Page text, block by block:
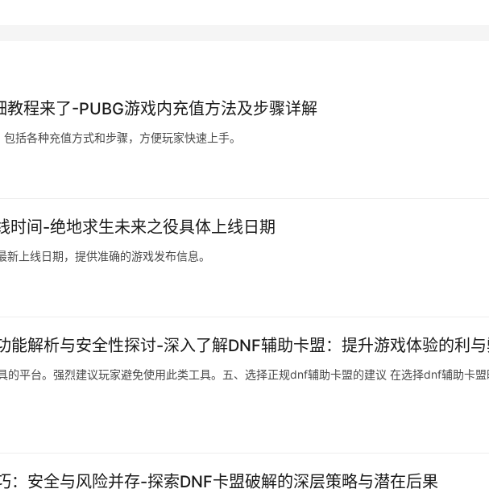
教程来了-PUBG游戏内充值方法及步骤详解
括各种充值方式和步骤，方便玩家快速上手。
时间-绝地求生未来之役具体上线日期
上线日期，提供准确的游戏发布信息。
能解析与安全性探讨-深入了解DNF辅助卡盟：提升游戏体验的利
的平台。强烈建议玩家避免使用此类工具。五、选择正规dnf辅助卡盟的建议 在选择dnf辅助卡盟
：安全与风险并存-探索DNF卡盟破解的深层策略与潜在后果